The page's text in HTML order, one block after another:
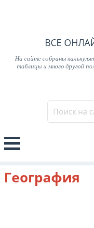
ВСЕ
На сайте собраны
таблицы и много другой
География